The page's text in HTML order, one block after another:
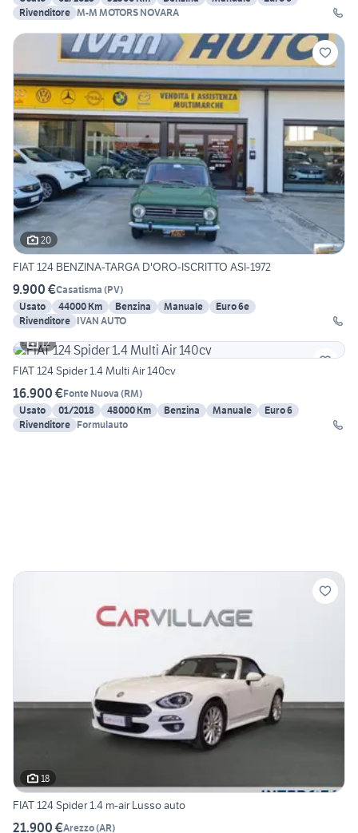
Rivenditore M-M MOTORS NOVARA
20
FIAT 124 BENZINA-TARGA D'ORO-ISCRITTO ASI-1972
9.900 €Casatisma (PV)
Usato
44000 Km Benzina Manuale
Euro 6e
Rivenditore IVAN AUTO
12
FIAT 124 Spider 1.4 Multi Air 140cv
16.900 €Fonte Nuova (RM)
Usato
01/2018 48000 Km Benzina Manuale
Euro 6
Rivenditore Formulauto
18
FIAT 124 Spider 1.4 m-air Lusso auto
21.900 €Arezzo(AR)